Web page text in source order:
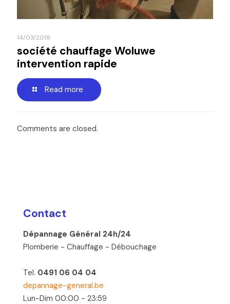
14/03/2018
société chauffage Woluwe
intervention rapide
Read more
Comments are closed.
Contact
Dépannage Général 24h/24
Plomberie - Chauffage - Débouchage
Tel. 0491 06 04 04
depannage-general.be
Lun-Dim 00:00 - 23:59